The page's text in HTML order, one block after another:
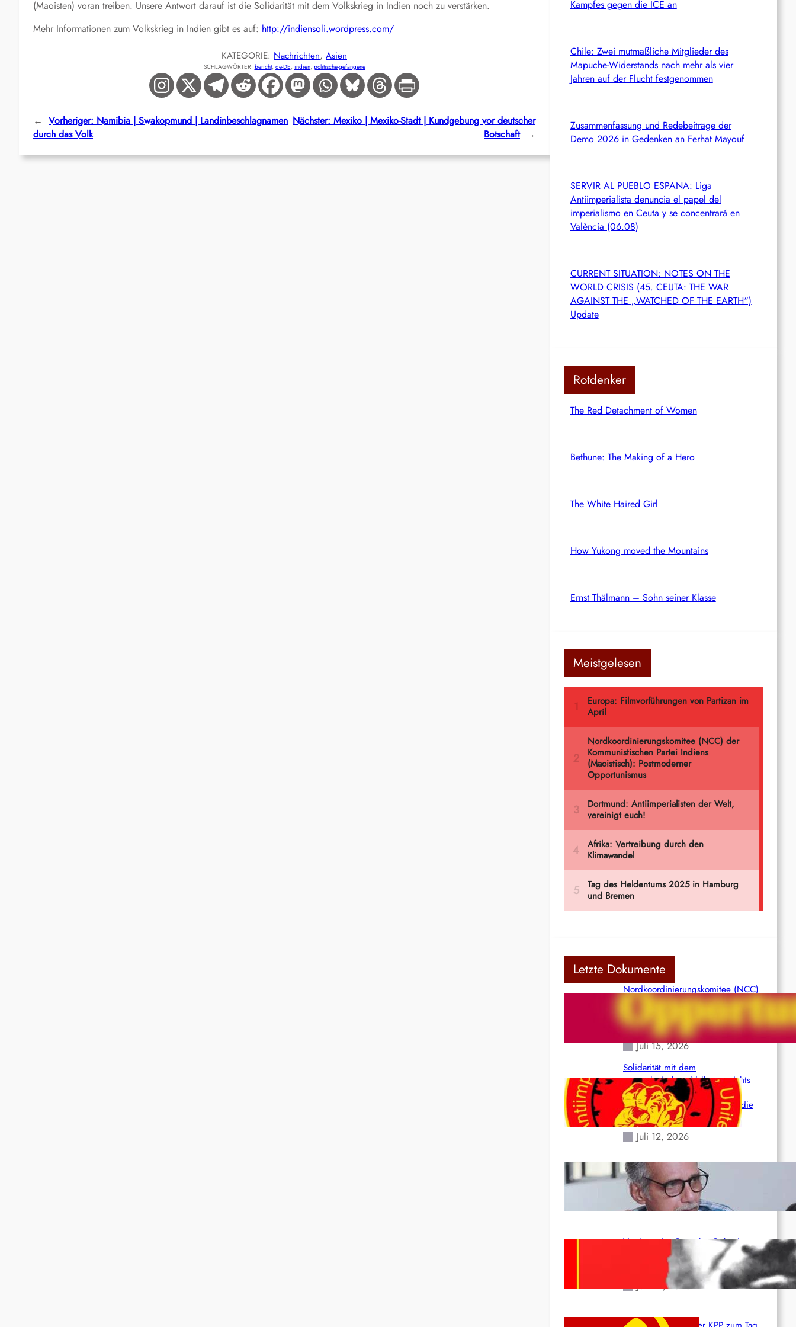
(Maoisten) voran treiben. Unsere Antwort darauf ist die Solidarität mit dem Volkskrieg in Indien noch zu verstärken.
Mehr Informationen zum Volkskrieg in Indien gibt es auf: http://indiensoli.wordpress.com/
KATEGORIE: Nachrichten, Asien
SCHLAGWÖRTER: bericht, de-DE, indien, politische-gefangene
← Vorheriger: Namibia | Swakopmund | Landinbeschlagnamen
durch das Volk
Nächster: Mexiko | Mexiko-Stadt | Kundgebung vor deutscher
Botschaft →
Kampfes gegen die ICE an
Chile: Zwei mutmaßliche Mitglieder des
Mapuche-Widerstands nach mehr als vier
Jahren auf der Flucht festgenommen
Zusammenfassung und Redebeiträge der
Demo 2026 in Gedenken an Ferhat Mayouf
SERVIR AL PUEBLO ESPANA: Liga
Antiimperialista denuncia el papel del
imperialismo en Ceuta y se concentrará en
València (06.08)
CURRENT SITUATION: NOTES ON THE
WORLD CRISIS (45. CEUTA: THE WAR
AGAINST THE „WATCHED OF THE EARTH“)
Update
Rotdenker
The Red Detachment of Women
Bethune: The Making of a Hero
The White Haired Girl
How Yukong moved the Mountains
Ernst Thälmann – Sohn seiner Klasse
Meistgelesen
Letzte Dokumente
Nordkoordinierungskomitee (NCC)
der Kommunistischen Partei Indiens
(Maoistisch): Postmoderner
Opportunismus
Juli 15, 2026
Solidarität mit dem
venezolanischem Volk angesichts
der verlorenen Leben und der
katastrophalen Situation durch die
Erdbeben des 24. Juni!
Juli 12, 2026
Indien: „Die Politik der
Kapitulation“ von K. Murali (Ajith)
Juli 1, 2026
Vorsitzender Gonzalo: Gebt das
Leben für die Partei und die
Juni 19, 2026